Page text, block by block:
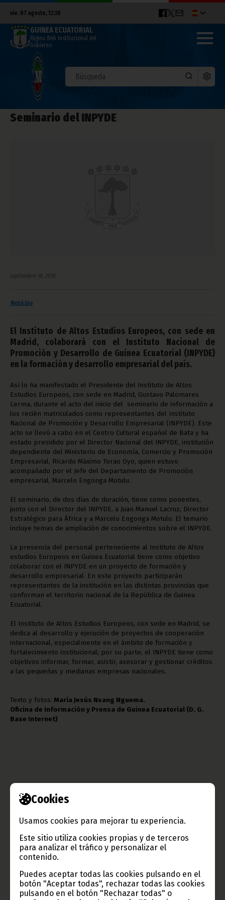
Cookies
Usamos cookies para mejorar tu experiencia.
Este sitio utiliza cookies propias y de terceros
para analizar el tráfico y personalizar el
contenido.
Puedes aceptar todas las cookies pulsando en el
botón "Aceptar todas", rechazar todas las cookies
pulsando en el botón "Rechazar todas" o
vie. 07 agosto, 12:30
GUINEA ECUATORIAL
Página Web Institucional del
Gobierno
Seminario del INPYDE
septiembre 10, 2010
Noticias
El Instituto de Altos Estudios Europeos, con sede en
Madrid, colaborará con el Instituto Nacional de
Promoción y Desarrollo de Guinea Ecuatorial (INPYDE)
en la formación y desarrollo empresarial del país.
Así lo ha manifestado el Presidente del Instituto de Altos
Estudios Europeos, con sede en Madrid, Gustavo Palomares
Lerma, durante el acto del inicio del seminario de información a
los recién matriculados como representantes del Instituto
Nacional de Promoción y Desarrollo Empresarial (INPYDE). Este
acto se llevó a cabo en el Centro Cultural español de Bata y ha
estado presidido por el Director Nacional del INPYDE, institución
dependiente del Ministerio de Economía, Comercio y Promoción
Empresarial, Ricardo Máximo Torao Oyo, quien estuvo
acompañado por el Jefe del Departamento de Promoción
empresarial, Marcelo Engonga Motulu.
El seminario, de dos días de duración, tiene como ponentes,
junto con el Director del INPYDE, a Juan Manuel Lacruz, Director
Estratégico para África y a Marcelo Engonga Motulu. El temario
incluye temas de ampliación de conocimientos sobre el INPYDE.
La presencia del personal perteneciente al Instituto de Altos
estudios Europeos en Guinea Ecuatorial tiene como objetivo
colaborar con el INPYDE en un proyecto de formación y
desarrollo empresarial. En este proyecto participarán
representantes de la institución en las distintas provincias que
conforman el territorio nacional de la República de Guinea
Ecuatorial.
El Instituto de Altos Estudios Europeos, con sede en Madrid, se
dedica al desarrollo y ejecución de proyectos de cooperación
internacional, especialmente en el ámbito de formación y
fortalecimiento institucional; por su parte, el INPYDE tiene como
objetivos informar, formar, asistir, asesorar y gestionar créditos
a las pequeñas y medianas empresas nacionales.
Texto y fotos: María Jesús Nsang Nguema.
Oficina de Información y Prensa de Guinea Ecuatorial (D. G.
Base Internet)
Gobierno e Instituciones
Información de Guinea Ecuatorial